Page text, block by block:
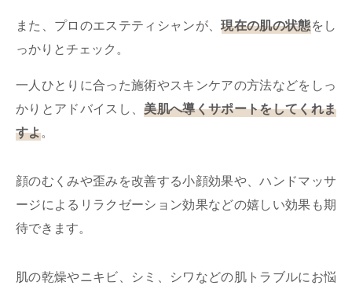
また、プロのエステティシャンが、現在の肌の状態をし
っかりとチェック。
一人ひとりに合った施術やスキンケアの方法などをしっ
かりとアドバイスし、美肌へ導くサポートをしてくれま
すよ。
顔のむくみや歪みを改善する小顔効果や、ハンドマッサ
ージによるリラクゼーション効果などの嬉しい効果も期
待できます。
肌の乾燥やニキビ、シミ、シワなどの肌トラブルにお悩